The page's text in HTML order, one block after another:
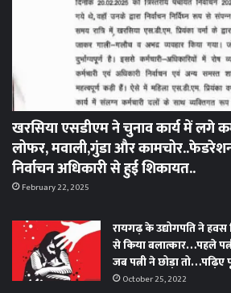
खरसिया एसडीएम ने चुनाव कार्य में लगे
लोफर, मवाली,गुंडा और
निर्वाचन अधिकारी से हुई शिकायत..
February 22, 2025
रायगढ़ के उद्योगपति ने हवस
से किया बलात्कार…पहले
जब पत्नी ने छोड़ा
October 25, 2022